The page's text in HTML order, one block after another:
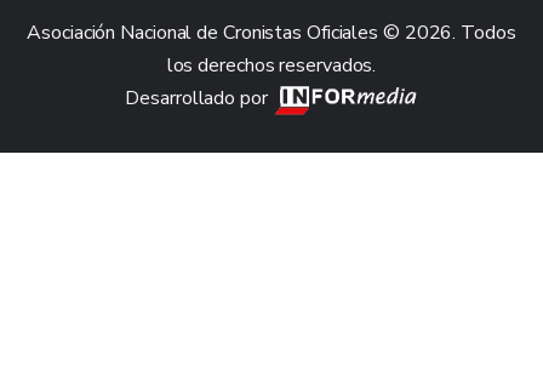
Asociación Nacional de Cronistas Oficiales © 2026. Todos
los derechos reservados.
Desarrollado por